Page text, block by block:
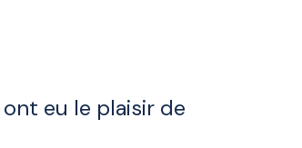
eu le plaisir de